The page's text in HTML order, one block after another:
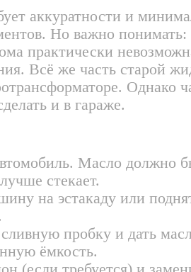
аккуратности и
Но важно понимать:
практически
Всё же часть старой
Однако
и в гараже.
Масло должно
стекает.
на эстакаду или
пробку и дать
ёмкость.